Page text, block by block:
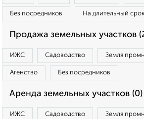
Без посредников На длительный срок
Продажа земельных участков
ИЖС Садоводство Земля
Агенство Без посредников
Аренда земельных участков (0)
ИЖС Садоводство Земля